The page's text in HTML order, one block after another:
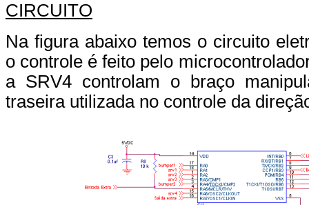
CIRCUITO
Na figura abaixo temos o circuito
o controle é feito pelo
a SRV4 controlam o braço
traseira utilizada no controle da